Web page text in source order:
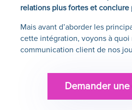
relations plus fortes et conclure
Mais avant d’aborder les
cette intégration, voyons à quoi
communication client de nos
Demander